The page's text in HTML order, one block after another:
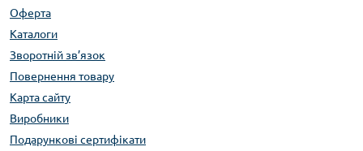
Оферта
Каталоги
Зворотній зв’язок
Повернення товару
Карта сайту
Виробники
Подарункові сертифікати